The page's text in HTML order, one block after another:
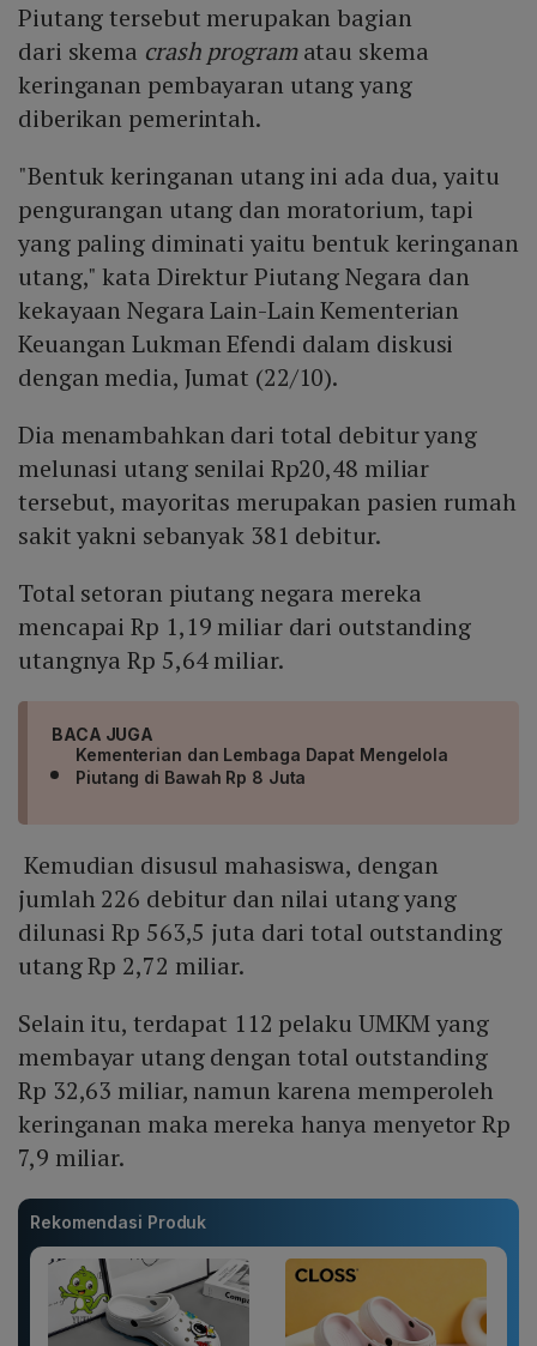
Piutang tersebut merupakan bagian
dari skema crash programatau skema
keringanan pembayaran utang yang
diberikan pemerintah.
"Bentuk keringanan utang ini ada dua, yaitu
pengurangan utang dan moratorium, tapi
yang paling diminati yaitu bentuk keringanan
utang," kata Direktur Piutang Negara dan
kekayaan Negara Lain-Lain Kementerian
Keuangan Lukman Efendi dalam diskusi
dengan media, Jumat (22/10).
Dia menambahkan dari total debitur yang
melunasi utang senilai Rp20,48 miliar
tersebut, mayoritas merupakan pasien rumah
sakit yakni sebanyak 381 debitur.
Total setoran piutang negara mereka
mencapai Rp 1,19 miliar dari outstanding
utangnya Rp 5,64 miliar.
BACA JUGA
Kementerian dan Lembaga Dapat Mengelola
Piutang di Bawah Rp 8 Juta
Kemudian disusul mahasiswa, dengan
jumlah 226 debitur dan nilai utang yang
dilunasi Rp 563,5 juta dari total outstanding
utang Rp 2,72 miliar.
Selain itu, terdapat 112 pelaku UMKM yang
membayar utang dengan total outstanding
Rp 32,63 miliar, namun karena memperoleh
keringanan maka mereka hanya menyetor Rp
7,9 miliar.
Rekomendasi Produk